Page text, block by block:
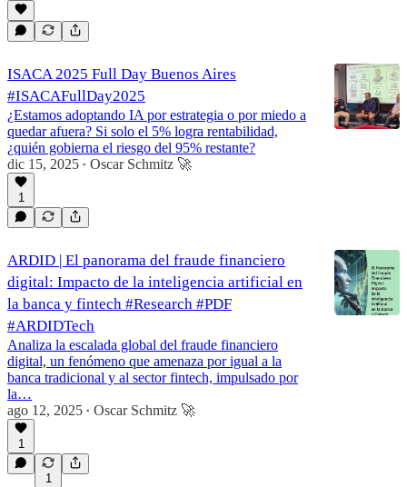
ISACA 2025 Full Day Buenos Aires
#ISACAFullDay2025
¿Estamos adoptando IA por estrategia o por miedo a
quedar afuera? Si solo el 5% logra rentabilidad,
¿quién gobierna el riesgo del 95% restante?
dic 15, 2025 • Oscar Schmitz 🚀
1
ARDID | El panorama del fraude financiero
digital: Impacto de la inteligencia artificial en
la banca y fintech #Research #PDF
#ARDIDTech
Analiza la escalada global del fraude financiero
digital, un fenómeno que amenaza por igual a la
banca tradicional y al sector fintech, impulsado por
la…
ago 12, 2025 • Oscar Schmitz 🚀
1
1